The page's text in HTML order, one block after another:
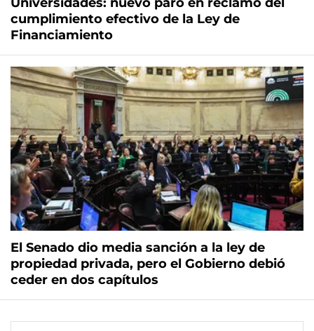
cumplimiento efectivo de la Ley de
Financiamiento
El Senado dio media sanción a la ley de
propiedad privada, pero el Gobierno debió
ceder en dos capítulos